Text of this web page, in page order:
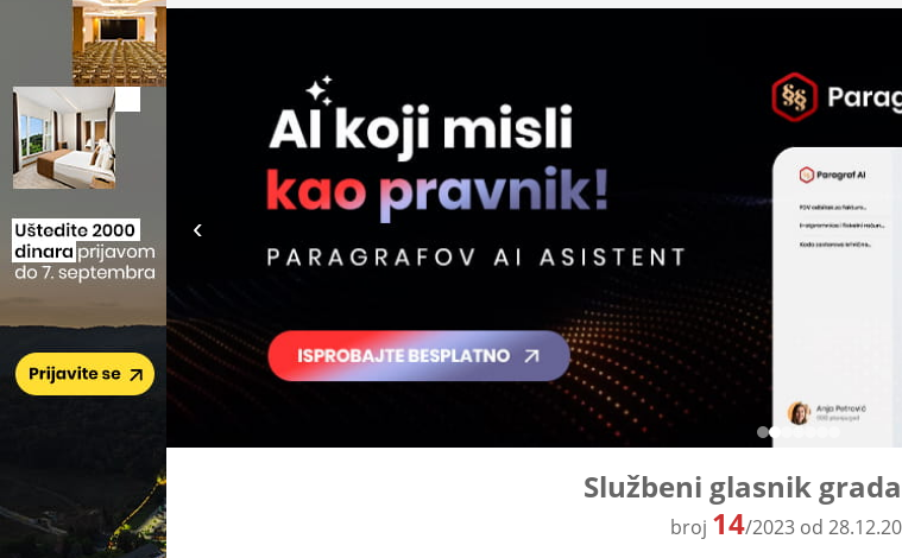
Službeni glasnik
broj 14/2023 od